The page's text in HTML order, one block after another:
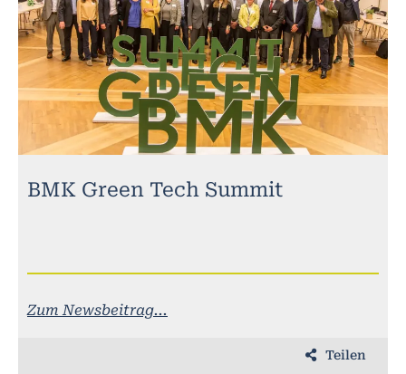
BMK Green Tech Summit
Zum Newsbeitrag...
Teilen